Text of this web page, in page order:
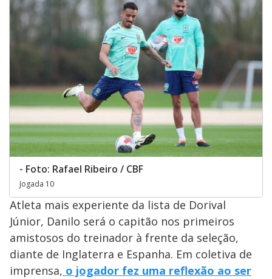
- Foto: Rafael Ribeiro / CBF
Jogada 10
Atleta mais experiente da lista de Dorival
Júnior, Danilo será o capitão nos primeiros
amistosos do treinador à frente da seleção,
diante de Inglaterra e Espanha. Em coletiva de
imprensa, o jogador fez uma reflexão ao ser